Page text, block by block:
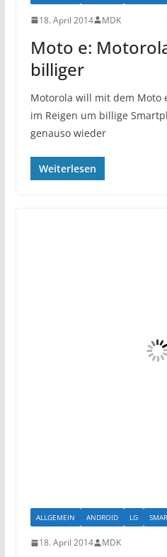
18. April 2014 MDK
Moto e:
billiger
Motorola will mit dem Moto
im Reigen um billige
genauso wieder
Weiterlesen
ALLGEMEIN ANDROID LG
18. April 2014 MDK